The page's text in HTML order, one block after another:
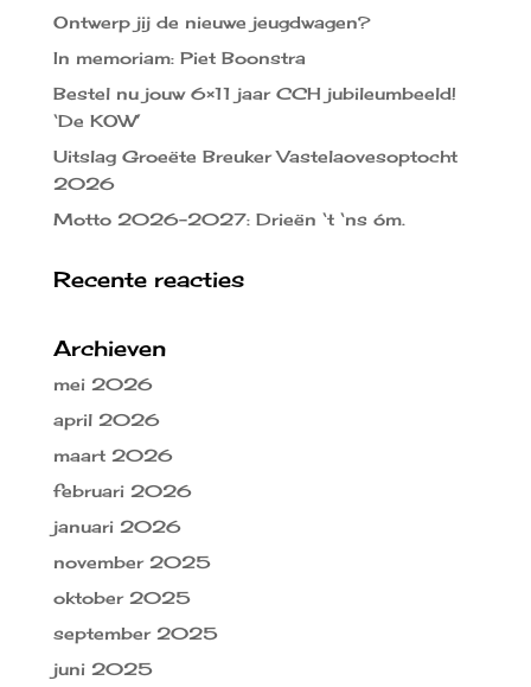
Ontwerp jij de nieuwe jeugdwagen?
In memoriam: Piet Boonstra
Bestel nu jouw 6×11 jaar CCH jubileumbeeld!
‘De KOW’
Uitslag Groeëte Breuker Vastelaovesoptocht
2026
Motto 2026-2027: Drieën ‘t ‘ns óm.
Recente reacties
Archieven
mei 2026
april 2026
maart 2026
februari 2026
januari 2026
november 2025
oktober 2025
september 2025
juni 2025